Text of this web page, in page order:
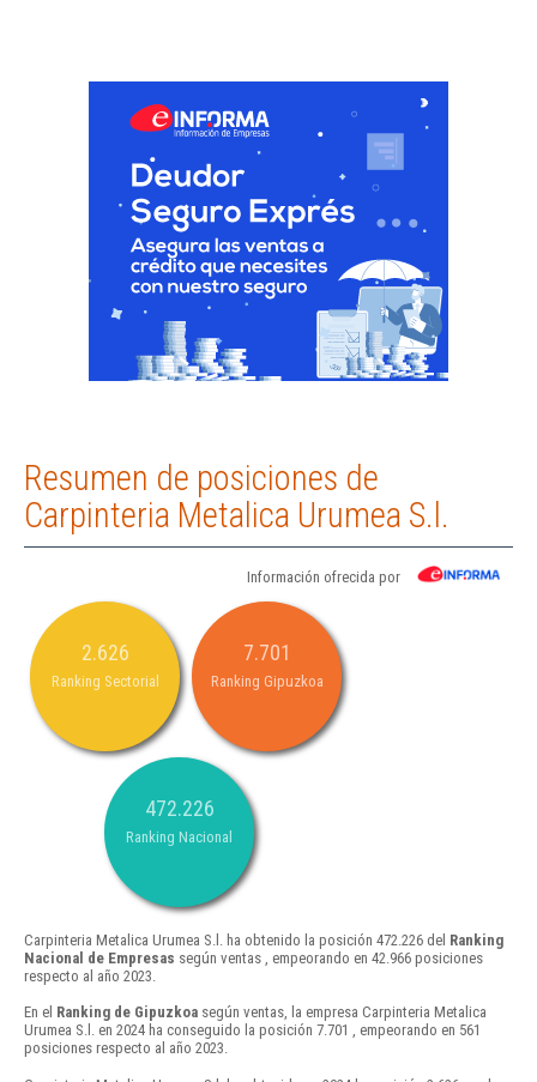
Resumen de posiciones de
Carpinteria Metalica Urumea S.l.
Información ofrecida por
2.626
Ranking Sectorial
7.701
Ranking Gipuzkoa
472.226
Ranking Nacional
Carpinteria Metalica Urumea S.l. ha obtenido la posición 472.226 del Ranking
Nacional de Empresas según ventas , empeorando en 42.966 posiciones
respecto al año 2023.
En el Ranking de Gipuzkoa según ventas, la empresa Carpinteria Metalica
Urumea S.l. en 2024 ha conseguido la posición 7.701 , empeorando en 561
posiciones respecto al año 2023.